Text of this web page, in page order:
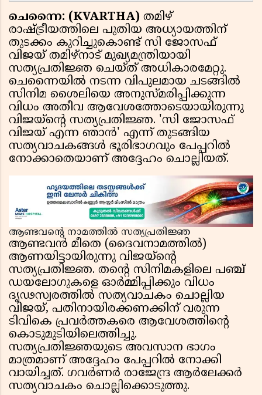
ചെന്നൈ: (KVARTHA) തമിഴ്
രാഷ്ട്രീയത്തിലെ പുതിയ അധ്യായത്തിന്
തുടക്കം കുറിച്ചുകൊണ്ട് സി ജോസഫ്
വിജയ് തമിഴ്‌നാട് മുഖ്യമന്ത്രിയായി
സത്യപ്രതിജ്ഞ ചെയ്ത് അധികാരമേറ്റു.
ചെന്നൈയിൽ നടന്ന വിപുലമായ ചടങ്ങിൽ
സിനിമ ശൈലിയെ അനുസ്മരിപ്പിക്കുന്ന
വിധം അതീവ ആവേശത്തോടെയായിരുന്നു
വിജയ്‍ൻ്റെ സത്യപ്രതിജ്ഞ. 'സി ജോസഫ്
വിജയ് എന്ന ഞാൻ' എന്ന് തുടങ്ങിയ
സത്യവാചകങ്ങൾ ഭൂരിഭാഗവും പേപ്പറിൽ
നോക്കാതെയാണ് അദ്ദേഹം ചൊല്ലിയത്.
ആണ്ടവൻ്റെ നാമത്തിൽ സത്യപ്രതിജ്ഞ
ആണ്ടവൻ മീതെ (ദൈവനാമത്തിൽ)
ആണയിട്ടായിരുന്നു വിജയ്‍ൻ്റെ
സത്യപ്രതിജ്ഞ. തൻ്റെ സിനിമകളിലെ പഞ്ച്
ഡയലോഗുകളെ ഓർമ്മിപ്പിക്കും വിധം
ദൃഢസ്വരത്തിൽ സത്യവാചകം ചൊല്ലിയ
വിജയ്, പതിനായിരക്കണക്കിന് വരുന്ന
ടിവികെ പ്രവർത്തകരെ ആവേശത്തിൻ്റെ
കൊടുമുടിയിലെത്തിച്ചു.
സത്യപ്രതിജ്ഞയുടെ അവസാന ഭാഗം
മാത്രമാണ് അദ്ദേഹം പേപ്പറിൽ നോക്കി
വായിച്ചത്. ഗവർണർ രാജേന്ദ്ര ആർലേക്കർ
സത്യവാചകം ചൊല്ലിക്കൊടുത്തു.